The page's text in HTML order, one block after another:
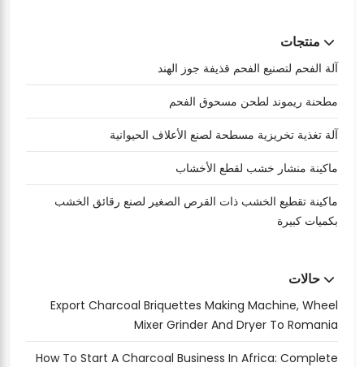
منتجات
آلة الفحم لتصنيع الفحم قذيفة جوز الهند
مطحنة ريموند لطحن مسحوق الفحم
آلة تغذية تخريزية مسطحة لصنع الأعلاف الحيوانية
ماكينة منشار خشب لقطع الأخشاب
ماكينة تقطيع الخشب ذات القرص الصغير لصنع رقائق الخشب
بكميات كبيرة
حالات
Export Charcoal Briquettes Making Machine, Wheel
Mixer Grinder And Dryer To Romania
How To Start A Charcoal Business In Africa: Complete